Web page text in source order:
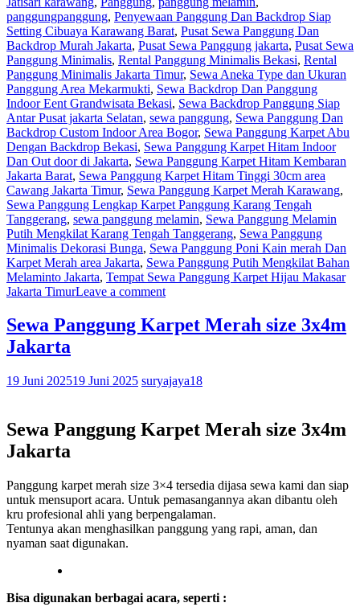
panggungpanggung, Penyewaan Panggung Dan Backdrop Siap
Setting Cibuaya Karawang Barat, Pusat Sewa Panggung Dan
Backdrop Murah Jakarta, Pusat Sewa Panggung jakarta, Pusat Sewa
Panggung Minimalis, Rental Panggung Minimalis Bekasi, Rental
Panggung Minimalis Jakarta Timur, Sewa Aneka Type dan Ukuran
Panggung Area Mekarmukti, Sewa Backdrop Dan Panggung
Indoor Eent Grandwisata Bekasi, Sewa Backdrop Panggung Siap
Antar Pusat jakarta Selatan, sewa panggung, Sewa Panggung Dan
Backdrop Custom Indoor Area Bogor, Sewa Panggung Karpet Abu
Dengan Backdrop Bekasi, Sewa Panggung Karpet Hitam Indoor
Dan Out door di Jakarta, Sewa Panggung Karpet Hitam Kembaran
Jakarta Barat, Sewa Panggung Karpet Hitam Tinggi 30cm area
Cawang Jakarta Timur, Sewa Panggung Karpet Merah Karawang,
Sewa Panggung Lengkap Karpet Panggung Karang Tengah
Tanggerang, sewa panggung melamin, Sewa Panggung Melamin
Putih Mengkilat Karang Tengah Tanggerang, Sewa Panggung
Minimalis Dekorasi Bunga, Sewa Panggung Poni Kain merah Dan
Karpet Merah area Jakarta, Sewa Panggung Putih Mengkilat Bahan
Melaminto Jakarta, Tempat Sewa Panggung Karpet Hijau Makasar
Jakarta TimurLeave a comment
Sewa Panggung Karpet Merah size 3x4m
Jakarta
19 Juni 202519 Juni 2025 suryajaya18
Sewa Panggung Karpet Merah size 3x4m
Jakarta
Panggung karpet merah size 3×4 tersedia dijasa sewa kami dan siap
untuk mensuport acara. Untuk pemasangannya akan dibantu oleh
kru profesional ahli yang berpengalaman.
Tentunya akan menghasilkan panggung yang rapi, aman, dan
nyaman saat digunakan.
Bisa digunakan berbagai acara, seperti :